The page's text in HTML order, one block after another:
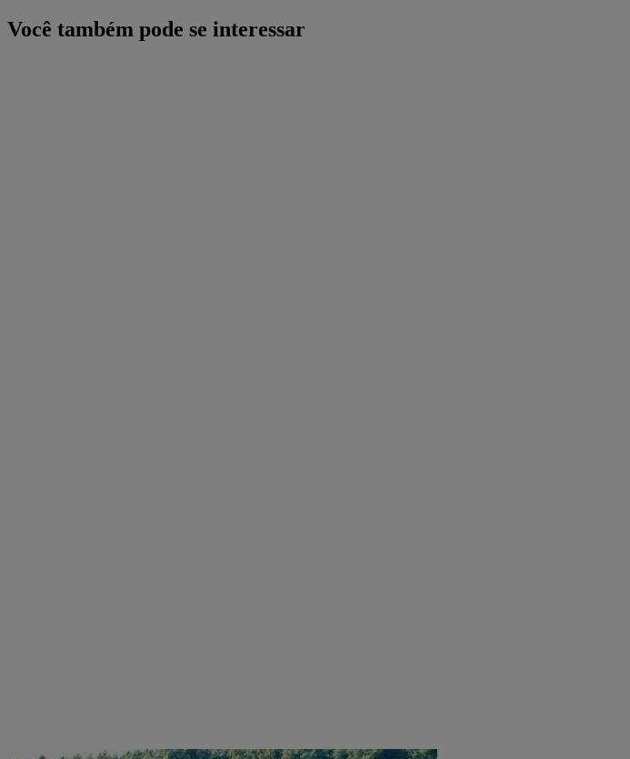
Você também pode se interessar